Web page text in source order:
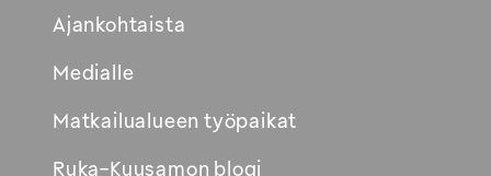
Ajankohtaista
Medialle
Matkailualueen työpaikat
Ruka-Kuusamon blogi